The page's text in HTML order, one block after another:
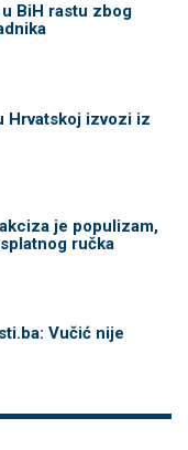
BiH rastu zbog
Hrvatskoj izvozi iz
je populizam,
ručka
Vučić nije